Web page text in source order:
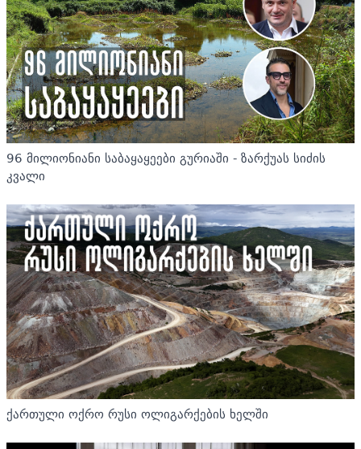
96 მილიონიანი საბაყაყეები გურიაში - ზარქუას სიძის
კვალი
ქართული ოქრო რუსი ოლიგარქების ხელში